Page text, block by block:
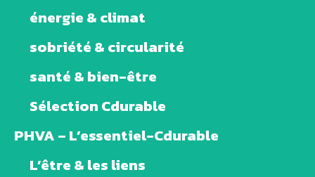
énergie & climat
sobriété & circularité
santé & bien-être
Sélection Cdurable
PHVA – L’essentiel-Cdurable
L’être & les liens